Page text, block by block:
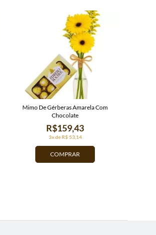
COMPRAR
3x de R$ 53,14
R$159,43
Mimo De Gérberas Amarela Com
Chocolate